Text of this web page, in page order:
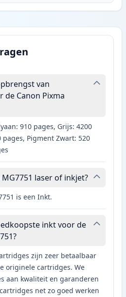
van
Canon Pixma
910 pages, Grijs: 4200
pages, Pigment Zwart: 520
laser of inkjet?
is een Inkt.
inkt voor de
zijn zeer betaalbaar
originele cartridges. We
aan kwaliteit en garanderen
net zo goed werken